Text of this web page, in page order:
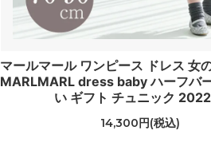
マールマール ワンピース ドレス 女
MARLMARL dress baby ハーフバ
い ギフト チュニック
14,300円(税込)